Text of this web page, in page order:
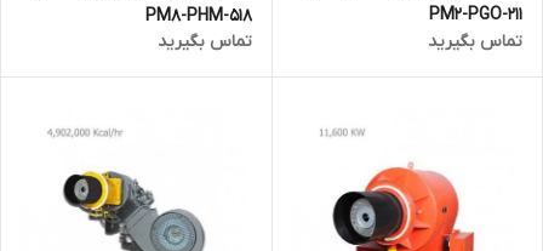
PM2-PGO-211
تماس بگیرید
PM8-PHM-518
تماس بگیرید